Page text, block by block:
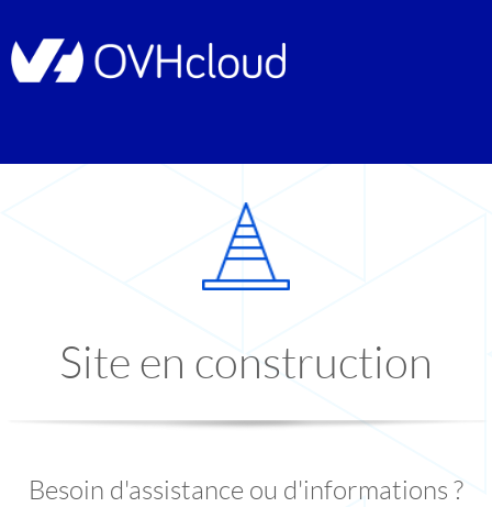
Site en construction
Besoin d'assistance ou d'informations ?